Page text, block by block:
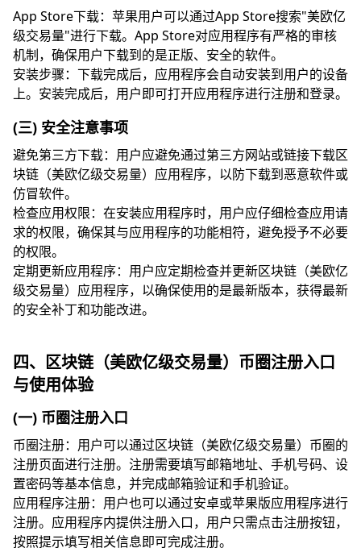
App Store下载：苹果用户可以通过App Store搜索"美欧亿
级交易量"进行下载。App Store对应用程序有严格的审核
机制，确保用户下载到的是正版、安全的软件。
安装步骤：下载完成后，应用程序会自动安装到用户的设备
上。安装完成后，用户即可打开应用程序进行注册和登录。
(三) 安全注意事项
避免第三方下载：用户应避免通过第三方网站或链接下载区
块链（美欧亿级交易量）应用程序，以防下载到恶意软件或
仿冒软件。
检查应用权限：在安装应用程序时，用户应仔细检查应用请
求的权限，确保其与应用程序的功能相符，避免授予不必要
的权限。
定期更新应用程序：用户应定期检查并更新区块链（美欧亿
级交易量）应用程序，以确保使用的是最新版本，获得最新
的安全补丁和功能改进。
四、区块链（美欧亿级交易量）币圈注册入口
与使用体验
(一) 币圈注册入口
币圈注册：用户可以通过区块链（美欧亿级交易量）币圈的
注册页面进行注册。注册需要填写邮箱地址、手机号码、设
置密码等基本信息，并完成邮箱验证和手机验证。
应用程序注册：用户也可以通过安卓或苹果版应用程序进行
注册。应用程序内提供注册入口，用户只需点击注册按钮，
按照提示填写相关信息即可完成注册。